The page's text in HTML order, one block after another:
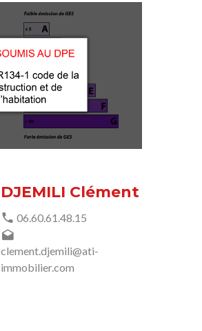
DJEMILI Clément
06.60.61.48.15
clement.djemili@ati-
immobilier.com